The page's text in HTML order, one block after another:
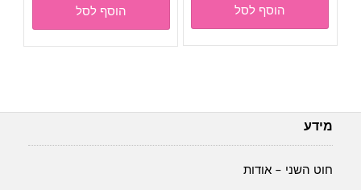
הוסף לסל הוסף לסל
מידע
חוט השני – אודות